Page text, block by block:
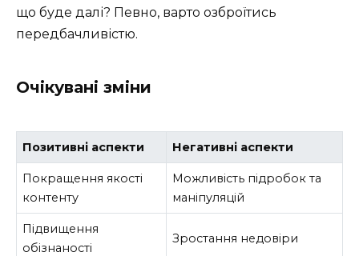
що буде далі? Певно, варто озброїтись
передбачливістю.
Очікувані зміни
Позитивні аспекти Негативні аспекти
Покращення якості
контенту
Можливість підробок та
маніпуляцій
Підвищення
обізнаності
Зростання недовіри